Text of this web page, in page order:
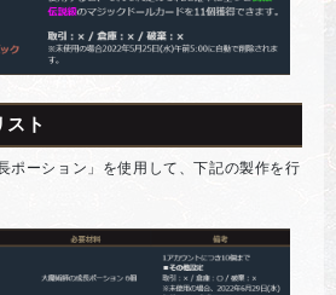
スト
ポーション」を使用して、下記の製作を行